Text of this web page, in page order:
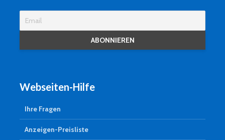
Webseiten-Hilfe
Ihre Fragen
Anzeigen-Preisliste